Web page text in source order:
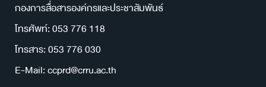
กองการสื่อสารองค์กรและประชาสัมพันธ์
โทรศัพท์: 053 776 118
โทรสาร: 053 776 030
E-Mail: ccprd@crru.ac.th